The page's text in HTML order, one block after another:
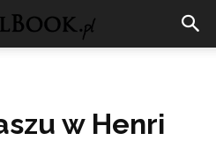
w Henri